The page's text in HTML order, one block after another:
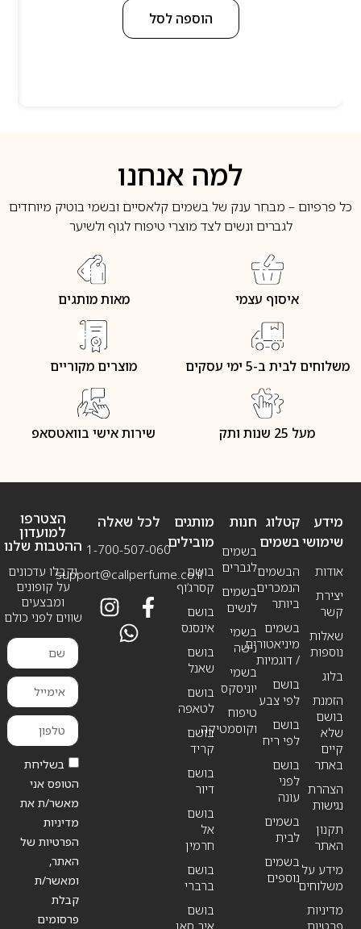
הוספה לסל
למה אנחנו
כל פרפיום – מבחר ענק של בשמים קלאסיים ובשמי בוטיק מיוחדים
לגברים ונשים לצד מוצרי טיפוח לגוף ולשיער
איסוף עצמי מאות מותגים
משלוחים לבית ב-5 ימי עסקים מוצרים מקוריים
מעל 25 שנות ותק שירות אישי בוואטסאפ
מידע
שימושי
אודות
יצירת
קשר
שאלות
נוספות
בלוג
הזמנת
בושם
שלא
קיים
באתר
הצהרת
נגישות
תקנון
האתר
מידע על
משלוחים
מדיניות
חנות
בשמים
לגברים
בשמים
לנשים
בשמי
נישה
בשמי
יוניסקס
טיפוח
וקוסמטיקה
קטלוג
בשמים
הבשמים
הנמכרים
ביותר
בשמים
מיניאטורים
/ דוגמיות
בושם
לפי צבע
בושם
לפי ריח
בושם
לפני
עונה
בשמים
לבית
בשמים
נוספים
מותגים
מובילים
בושם
קסרג’וף
בושם
אינסנס
בושם
שאנל
בושם
לטאפה
בושם
קריד
בושם
דיור
בושם
אל
חרמין
בושם
ברברי
בושם
לכל שאלה
1-700-507-060
support@callperfume.co.il
הצטרפו
למועדון
ההטבות שלנו
וקבלו עדכונים
על קופונים
ומבצעים
שווים לפני כולם
בשליחת
הטופס אני
מאשר/ת את
מדיניות
הפרטיות של
האתר,
ומאשר/ת
קבלת
פרסומים